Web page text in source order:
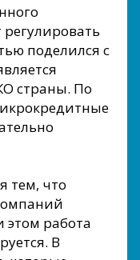
поделился с
страны. По
тем, что
этом работа
В